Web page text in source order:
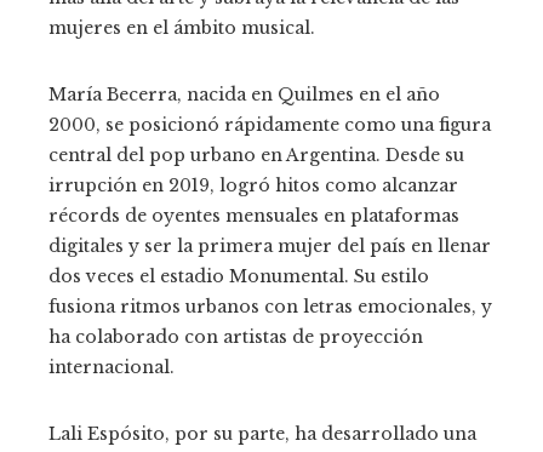
mujeres en el ámbito musical.
María Becerra, nacida en Quilmes en el año
2000, se posicionó rápidamente como una figura
central del pop urbano en Argentina. Desde su
irrupción en 2019, logró hitos como alcanzar
récords de oyentes mensuales en plataformas
digitales y ser la primera mujer del país en llenar
dos veces el estadio Monumental. Su estilo
fusiona ritmos urbanos con letras emocionales, y
ha colaborado con artistas de proyección
internacional.
Lali Espósito, por su parte, ha desarrollado una